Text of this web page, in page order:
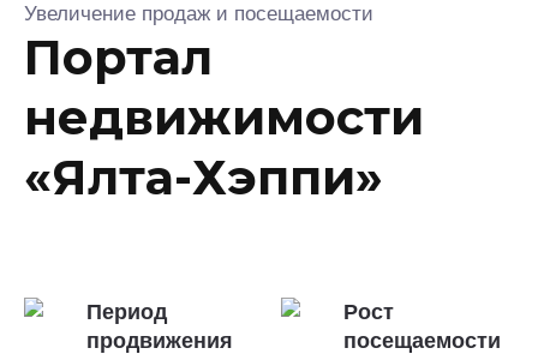
Увеличение продаж и посещаемости
Портал
недвижимости
«Ялта-Хэппи»
Период
продвижения
Рост
посещаемости